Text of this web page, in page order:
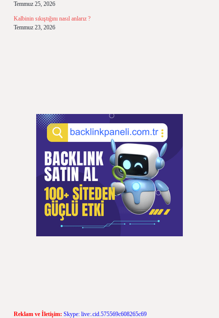
Temmuz 25, 2026
Kalbinin sıkıştığını nasıl anlarız ?
Temmuz 23, 2026
Reklam ve İletişim: Skype: live:.cid.575569c608265c69